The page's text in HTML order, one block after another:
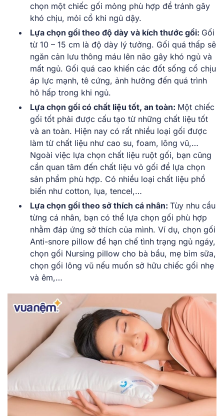
chọn một chiếc gối mỏng phù hợp để tránh gây
khó chịu, mỏi cổ khi ngủ dậy.
Lựa chọn gối theo độ dày và kích thước gối: Gối
từ 10 – 15 cm là độ dày lý tưởng. Gối quá thấp sẽ
ngăn cản lưu thông máu lên não gây khó ngủ và
mất ngủ. Gối quá cao khiến các đốt sống cổ chịu
áp lực mạnh, tê cứng, ảnh hưởng đến quá trình
hô hấp trong khi ngủ.
Lựa chọn gối có chất liệu tốt, an toàn: Một chiếc
gối tốt phải được cấu tạo từ những chất liệu tốt
và an toàn. Hiện nay có rất nhiều loại gối được
làm từ chất liệu như cao su, foam, lông vũ,…
Ngoài việc lựa chọn chất liệu ruột gối, bạn cũng
cần quan tâm đến chất liệu vỏ gối để lựa chọn
sản phẩm phù hợp. Có nhiều loại chất liệu phổ
biến như cotton, lụa, tencel,…
Lựa chọn gối theo sở thích cá nhân: Tùy nhu cầu
từng cá nhân, bạn có thể lựa chọn gối phù hợp
nhằm đáp ứng sở thích của mình. Ví dụ, chọn gối
Anti-snore pillow để hạn chế tình trạng ngủ ngáy,
chọn gối Nursing pillow cho bà bầu, mẹ bỉm sữa,
chọn gối lông vũ nếu muốn sở hữu chiếc gối nhẹ
và êm,…